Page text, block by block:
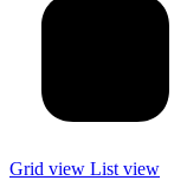
Grid view List view